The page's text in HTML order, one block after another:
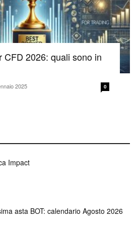
CFD 2026: quali sono in
2025 0
Impact
asta BOT: calendario Agosto 2026